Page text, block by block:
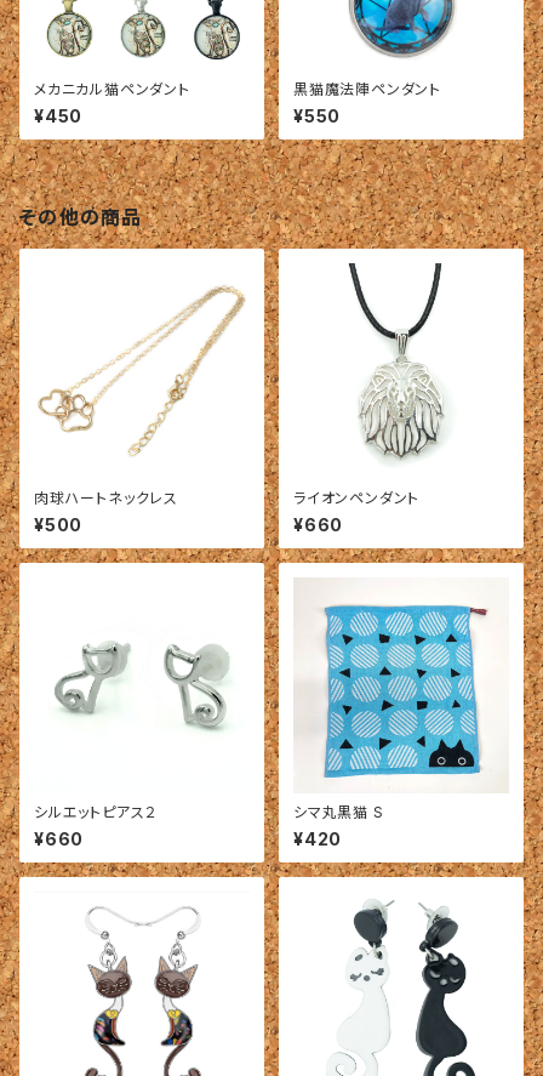
メカニカル猫ペンダント
¥450
黒猫魔法陣ペンダント
¥550
その他の商品
肉球ハートネックレス
¥500
ライオンペンダント
¥660
シルエットピアス２
¥660
シマ丸黒猫 S
¥420